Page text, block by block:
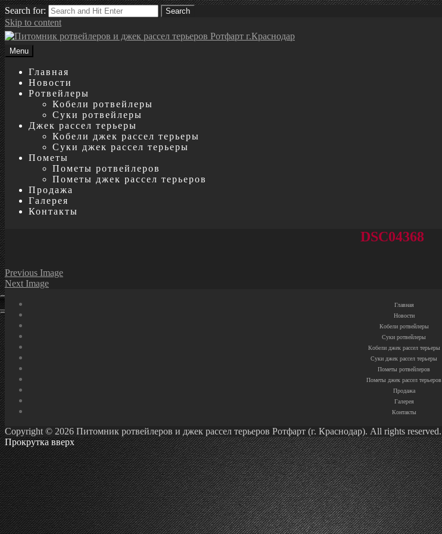
Search for: Search
Skip to content
Menu
Главная
Новости
Ротвейлеры
Кобели ротвейлеры
Суки ротвейлеры
Джек рассел терьеры
Кобели джек рассел терьеры
Суки джек рассел терьеры
Пометы
Пометы ротвейлеров
Пометы джек рассел терьеров
Продажа
Галерея
Контакты
DSC04368
Previous Image
Next Image
Главная
Новости
Кобели ротвейлеры
Суки ротвейлеры
Кобели джек рассел терьеры
Суки джек рассел терьеры
Пометы ротвейлеров
Пометы джек рассел терьеров
Продажа
Галерея
Контакты
Copyright © 2026 Питомник ротвейлеров и джек рассел терьеров Ротфарт (г. Краснодар). All rights reserved.
Прокрутка вверх